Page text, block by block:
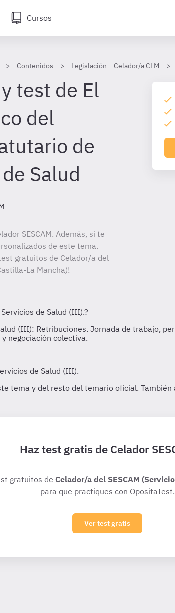
Cursos
Contenidos Legislación – Celador/a CLM
test de El
del
de
Salud
SESCAM. Además, si te
de este tema.
gratuitos de Celador/a del
La Mancha)!
Haz test gratis de Celador
gratuitos de Celador/a del SESCAM
para que practiques con OpositaTest.
Ver test gratis